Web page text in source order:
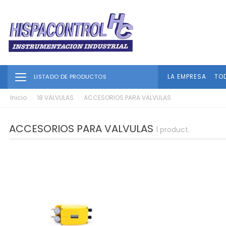
Toggle navigation
LISTADO DE PRODUCTOS LA EMPRESA
Inicio 18 VALVULAS ACCESORIOS PARA VALVULAS
ACCESORIOS PARA VALVULAS 1 product.